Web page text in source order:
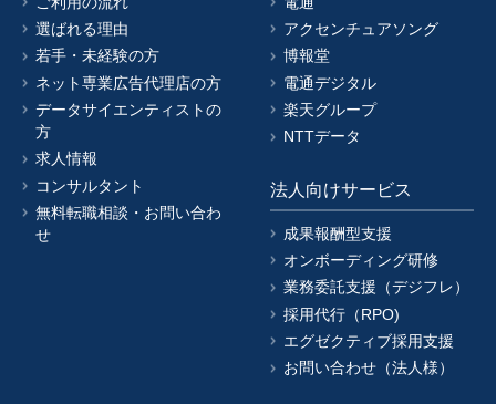
選ばれる理由
若手・未経験の方
ネット専業広告代理店の方
データサイエンティストの
方
求人情報
コンサルタント
無料転職相談・お問い合わ
せ
アクセンチュアソング
博報堂
電通デジタル
楽天グループ
NTTデータ
法人向けサービス
成果報酬型支援
オンボーディング研修
業務委託支援（デジフレ）
採用代行（RPO)
エグゼクティブ採用支援
お問い合わせ（法人様）